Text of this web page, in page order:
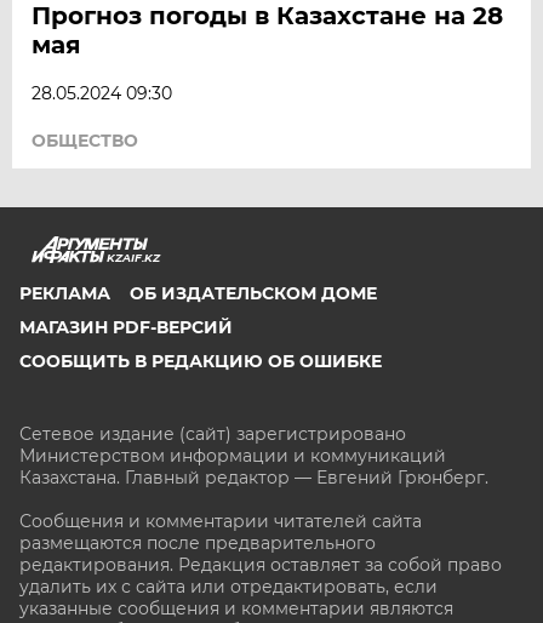
Прогноз погоды в Казахстане на 28
мая
28.05.2024 09:30
ОБЩЕСТВО
KZAIF.KZ
РЕКЛАМА
ОБ ИЗДАТЕЛЬСКОМ ДОМЕ
МАГАЗИН PDF-ВЕРСИЙ
СООБЩИТЬ В РЕДАКЦИЮ ОБ ОШИБКЕ
Сетевое издание (сайт) зарегистрировано
Министерством информации и коммуникаций
Казахстана. Главный редактор — Евгений Грюнберг.
Сообщения и комментарии читателей сайта
размещаются после предварительного
редактирования. Редакция оставляет за собой право
удалить их с сайта или отредактировать, если
указанные сообщения и комментарии являются